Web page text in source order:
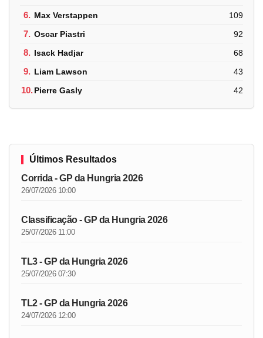
6. Max Verstappen 109
7. Oscar Piastri 92
8. Isack Hadjar 68
9. Liam Lawson 43
10.Pierre Gasly 42
Últimos Resultados
Corrida - GP da Hungria 2026
26/07/2026 10:00
Classificação - GP da Hungria 2026
25/07/2026 11:00
TL3 - GP da Hungria 2026
25/07/2026 07:30
TL2 - GP da Hungria 2026
24/07/2026 12:00